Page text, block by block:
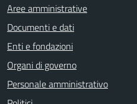
Aree amministrative
Documenti e dati
Enti e fondazioni
Organi di governo
Personale amministrativo